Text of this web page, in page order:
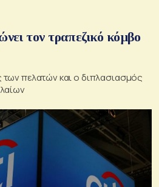
τον τραπεζικό κόμβο
πελατών και ο διπλασιασμός